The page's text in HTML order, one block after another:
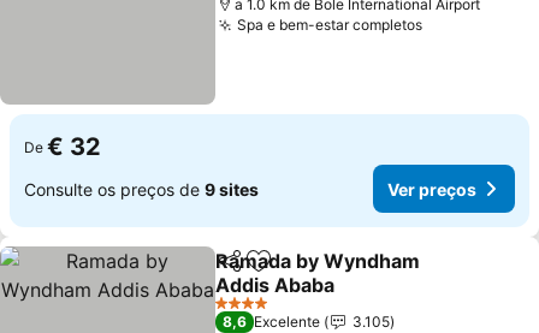
a 1.0 km de Bole International Airport
Spa e bem-estar completosVer preços
De € 32
Consulte os preços de 9 sites Ver preços
PartilharAdicionar aos favoritos
Ramada by Wyndham
Addis Ababa
Ver preços
4 Estrelas
8,6 Excelente
3.105